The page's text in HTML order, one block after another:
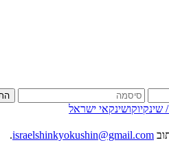
israelshinkyokushin@gmail.com
.